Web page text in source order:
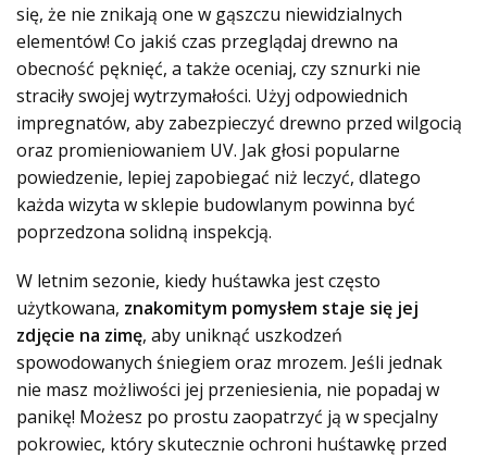
się, że nie znikają one w gąszczu niewidzialnych
elementów! Co jakiś czas przeglądaj drewno na
obecność pęknięć, a także oceniaj, czy sznurki nie
straciły swojej wytrzymałości. Użyj odpowiednich
impregnatów, aby zabezpieczyć drewno przed wilgocią
oraz promieniowaniem UV. Jak głosi popularne
powiedzenie, lepiej zapobiegać niż leczyć, dlatego
każda wizyta w sklepie budowlanym powinna być
poprzedzona solidną inspekcją.
W letnim sezonie, kiedy huśtawka jest często
użytkowana, znakomitym pomysłem staje się jej
zdjęcie na zimę, aby uniknąć uszkodzeń
spowodowanych śniegiem oraz mrozem. Jeśli jednak
nie masz możliwości jej przeniesienia, nie popadaj w
panikę! Możesz po prostu zaopatrzyć ją w specjalny
pokrowiec, który skutecznie ochroni huśtawkę przed